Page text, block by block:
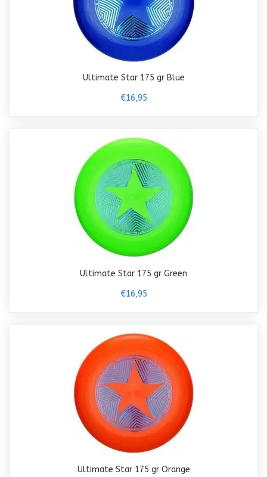
Ultimate Star 175 gr Blue
€16,95
Ultimate Star 175 gr Green
€16,95
Ultimate Star 175 gr Orange